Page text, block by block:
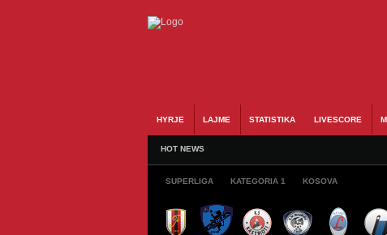
HYRJE LAJME STATISTIKA LIVESCORE
HOT NEWS
SUPERLIGA KATEGORIA 1 KOSOVA